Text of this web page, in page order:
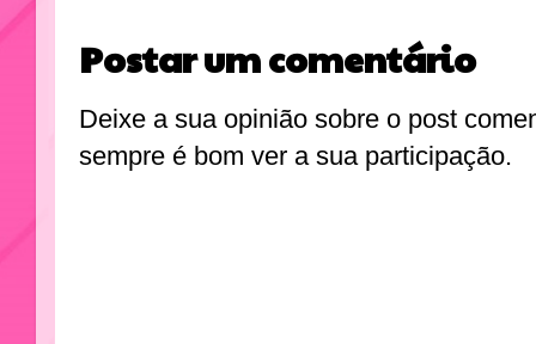
Postar um comentário
Deixe a sua opinião sobre o post
sempre é bom ver a sua participação.